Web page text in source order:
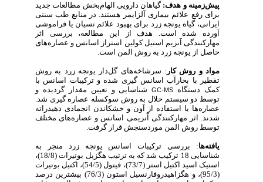
پیش‌زمینه و هدف:گیاهان دارویی الهام‌بخش مطالعات جدید
برای رفع علائم بیماری آلزایمر هستند. در منابع طب سنتی
ایرانی، گیاه یونجه زرد برای بهبود علائم نسیان یا فراموشی
آورده شده است. هدف از این مطالعه، بررسی اثر
مهارکنندگی آنزیم استیل کولین استراز اسانس و عصاره‌های
حاصل از یونجه زرد به روش المن است.
مواد و روش کار: سرشاخه‌های گل‌دار یونجه زرد به روش
تقطیر با بخارآب اسانس گیری شده و ترکیبات اسانس با
کمک دستگاهGC-MSشناسایی و تعیین مقدار گردیده و
توسط دو سیستم حلال به روش سوکسله عصاره گیری شد.
عصاره‌ها با استفاده از آون و خشکاندن انجمادی دهیدراته
شدند. اثر مهارکنندگی آنزیمی اسانس و عصاره‌های مختلف
توسط روش المن موردسنجش قرار گرفت.
یافته‌ها: بررسی ترکیبات اسانس یونجه زرد منجر به
شناسایی 18 ترکیب شد که به ترتیب هگزیل بوتیرات (18/8)،
استیک اسید اکتیل استر (73/7)، فیتول (54/5)، اکتیل بوتیرات
(95/3)، و هگزاهیدروفارنسیل استون (76/3) بیشترین درصد